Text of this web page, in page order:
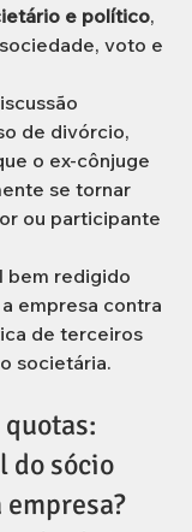
e político,
voto e
de divórcio,
o ex-cônjuge
se tornar
ou participante
bem redigido
empresa contra
de terceiros
societária.
do sócio